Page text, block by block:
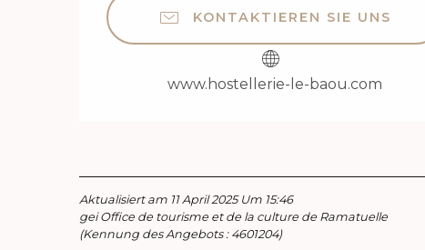
KONTAKTIEREN SIE UNS
www.hostellerie-le-baou.com
Aktualisiert am 11 April 2025 Um 15:46
gei Office de tourisme et de la culture de Ramatuelle
(Kennung des Angebots : 4601204)